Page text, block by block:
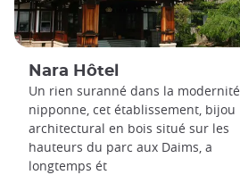
Nara Hôtel
Un rien suranné dans la modernité
nipponne, cet établissement, bijou
architectural en bois situé sur les
hauteurs du parc aux Daims, a
longtemps ét